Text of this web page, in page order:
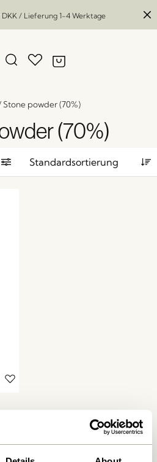
DKK/ Lieferung 1-4 Werktage
Stone powder (70%)
(70%)